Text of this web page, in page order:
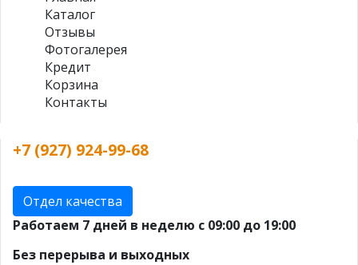
Каталог
Отзывы
Фотогалерея
Кредит
Корзина
Контакты
+7 (927) 924-99-68
Отдел качества
Работаем 7 дней в неделю с 09:00 до 19:00
Без перерыва и выходных